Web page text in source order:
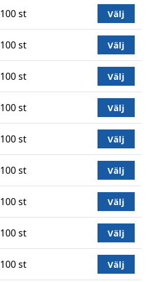
100 st Välj
100 st Välj
100 st Välj
100 st Välj
100 st Välj
100 st Välj
100 st Välj
100 st Välj
100 st Välj